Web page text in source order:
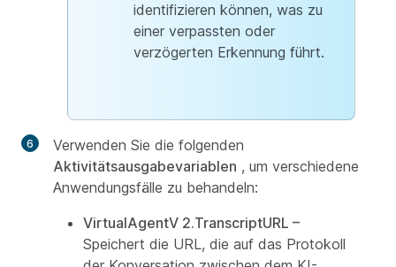
identifizieren können, was zu
einer verpassten oder
verzögerten Erkennung führt.
Verwenden Sie die folgenden
Aktivitätsausgabevariablen , um verschiedene
Anwendungsfälle zu behandeln:
VirtualAgentV 2.TranscriptURL –
Speichert die URL, die auf das Protokoll